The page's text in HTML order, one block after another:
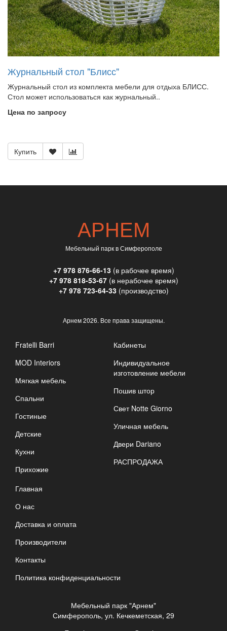
Журнальный стол "Блисс"
Журнальный стол из комплекта мебели для отдыха БЛИСС.
Стол может использоваться как журнальный..
Цена по запросу
Купить
АРНЕМ
Мебельный парк в Симферополе
+7 978 876-66-13(в рабочее время)
+7 978 818-53-67(в нерабочее время)
+7 978 723-64-33(производство)
Арнем2026. Все права защищены.
Fratelli Barri
MOD Interiors
Мягкая мебель
Спальни
Гостиные
Детские
Кухни
Прихожие
Кабинеты
Индивидуальное
изготовление мебели
Пошив штор
Свет Notte Giorno
Уличная мебель
Двери Dariano
РАСПРОДАЖА
Главная
О нас
Доставка и оплата
Производители
Контакты
Политика конфиденциальности
Мебельный парк "Арнем"
Симферополь, ул. Кечкеметская, 29